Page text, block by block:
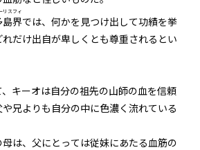
一章 黒髪黒目の少女
第十四話 レオの復活（前編）
一章 黒髪黒目の少女
島界
リスフィ
では、何かを見つけ出して功績を挙
だけ出自が卑しくとも尊重されるとい
キーオは自分の祖先の山師の血を信頼
兄よりも自分の中に色濃く流れている
は、父にとっては従妹にあたる血筋の